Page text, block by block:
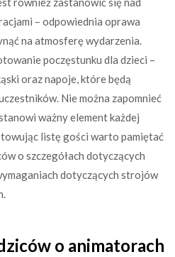
– odpowiednia oprawa
na atmosferę wydarzenia.
poczęstunku dla dzieci –
oraz napoje, które będą
Nie można zapomnieć
ważny element każdej
listę gości warto pamiętać
o szczegółach dotyczących
dotyczących strojów
o animatorach